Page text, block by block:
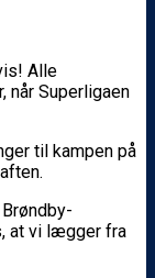
Alle
når Superligaen
til kampen på
at vi lægger fra